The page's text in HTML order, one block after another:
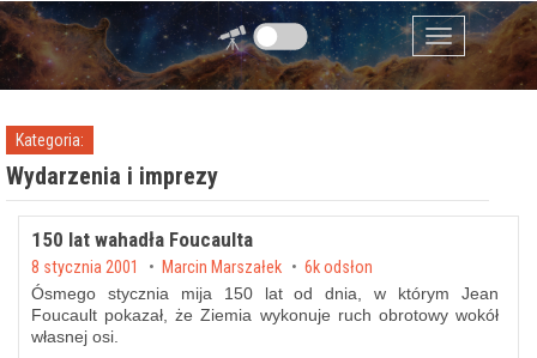
Przejdź do zawartości
Menu
Kategoria:
Wydarzenia i imprezy
150 lat wahadła Foucaulta
Posted on
8 stycznia 2001 by Marcin Marszałek 6k odsłon
Ósmego stycznia mija 150 lat od dnia, w którym Jean
Foucault pokazał, że Ziemia wykonuje ruch obrotowy wokół
własnej osi.